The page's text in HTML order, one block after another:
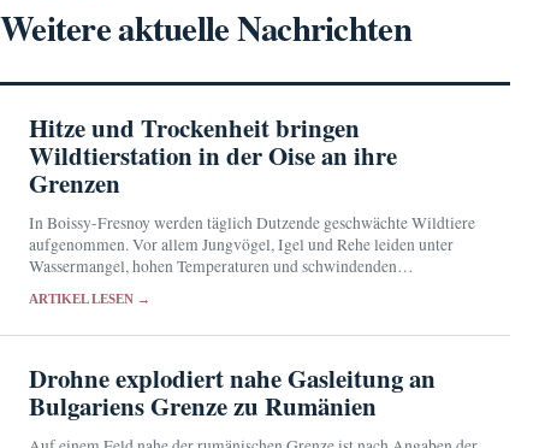
Weitere aktuelle Nachrichten
Hitze und Trockenheit bringen
Wildtierstation in der Oise an ihre
Grenzen
In Boissy-Fresnoy werden täglich Dutzende geschwächte Wildtiere
aufgenommen. Vor allem Jungvögel, Igel und Rehe leiden unter
Wassermangel, hohen Temperaturen und schwindenden
ARTIKEL LESEN →
Drohne explodiert nahe Gasleitung an
Bulgariens Grenze zu Rumänien